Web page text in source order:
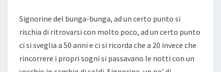
Signorine del bunga-bunga, ad un certo punto si
rischia di ritrovarsi con molto poco, ad un certo punto
ci si sveglia a 50 anni e ci si ricorda che a 20 invece che
rincorrere i propri sogni si passavano le notti con un